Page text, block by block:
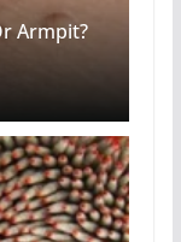
Armpit?